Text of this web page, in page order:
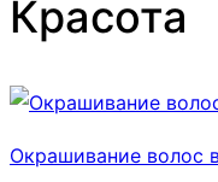
Красота
Окрашивание волос